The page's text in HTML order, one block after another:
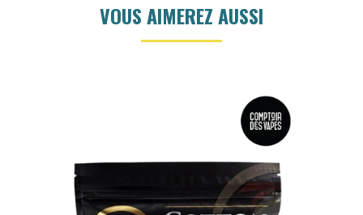
VOUS AIMEREZ AUSSI